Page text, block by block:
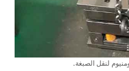
لنقل الصبغة.